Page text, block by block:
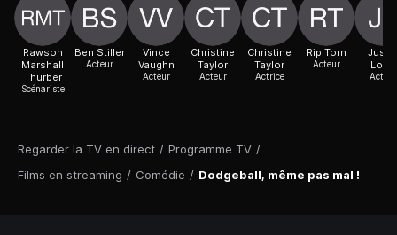
Regarder la TV en direct / Programme TV /
Films en streaming / Comédie / Dodgeball, même pas mal !
Rawson
Marshall
Thurber
Scénariste
Ben Stiller
Acteur
Vince
Vaughn
Acteur
Christine
Taylor
Acteur
Christine
Taylor
Actrice
Rip Torn
Acteur
Justin
Long
Acteur